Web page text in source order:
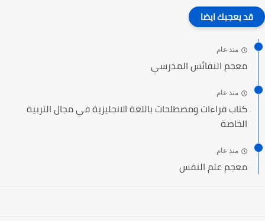
قد يعجبك ايضا
منذ عام
معجم النفائس المدرسي
منذ عام
كتاب قراءات ومصطلحات باللغة الانجليزية في مجال التربية
الخاصة
منذ عام
معجم علم النفس